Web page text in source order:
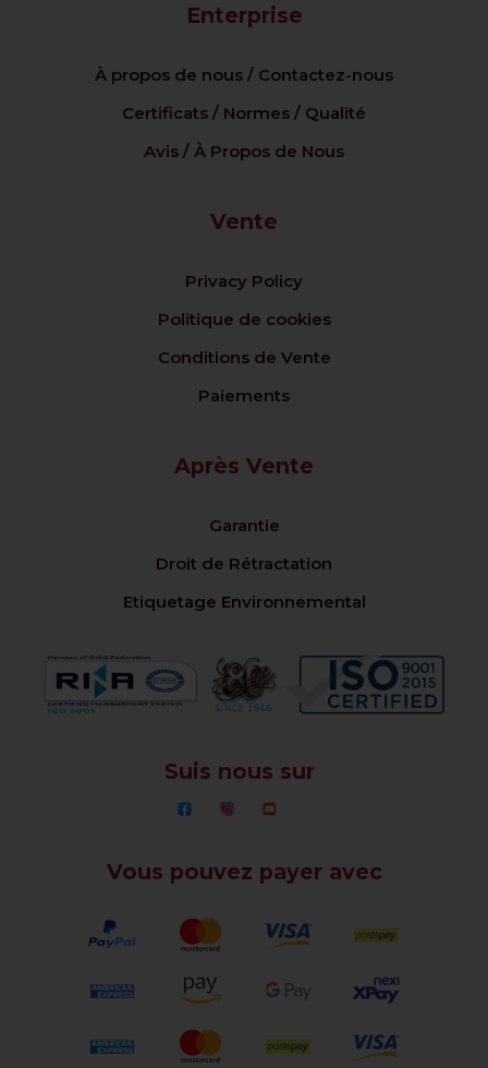
Enterprise
À propos de nous / Contactez-nous
Certificats / Normes / Qualité
Avis / À Propos de Nous
Vente
Privacy Policy
Politique de cookies
Conditions de Vente
Paiements
Après Vente
Garantie
Droit de Rétractation
Etiquetage Environnemental
Suis nous sur
Vous pouvez payer avec